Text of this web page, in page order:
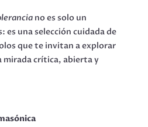
no es solo un
es una selección cuidada de
que te invitan a explorar
mirada crítica, abierta y